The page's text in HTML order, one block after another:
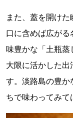
また、蓋を開けた
口に含めば広が
味豊かな「土瓶
大限に活かした
す。淡路島の豊か
ちで味わってみて